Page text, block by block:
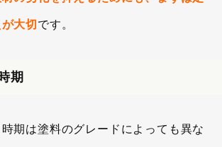
大切 です。
期
期は塗料のグレードによっても異な